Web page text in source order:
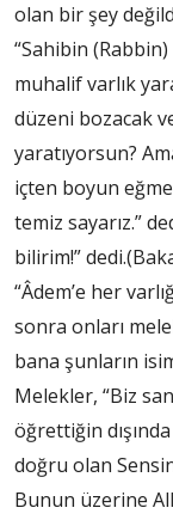
olan bir şey
“Sahibin
muhalif varlık
düzeni bozacak
yaratıyorsun?
içten boyun
temiz sayarız.”
bilirim!”
“Âdem’e her
sonra onları
bana şunların
Melekler, “Biz
öğrettiğin
doğru olan
Bunun üzerine